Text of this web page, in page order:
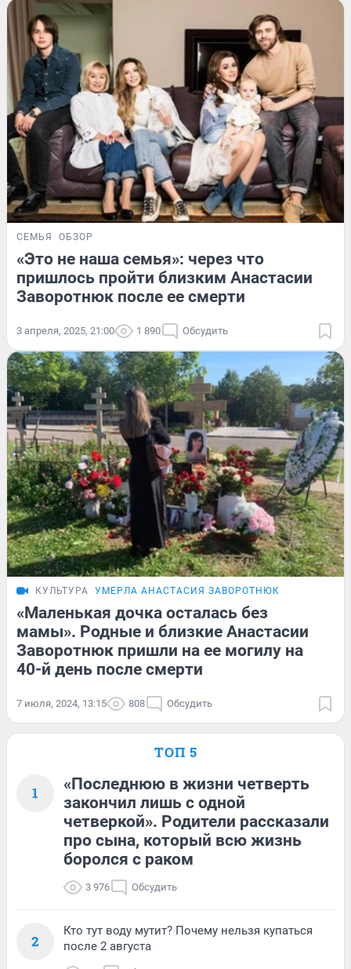
СЕМЬЯ ОБЗОР
«Это не наша семья»: через что
пришлось пройти близким Анастасии
Заворотнюк после ее смерти
3 апреля, 2025, 21:00 1 890 Обсудить
КУЛЬТУРА УМЕРЛА АНАСТАСИЯ ЗАВОРОТНЮК
«Маленькая дочка осталась без
мамы». Родные и близкие Анастасии
Заворотнюк пришли на ее могилу на
40-й день после смерти
7 июля, 2024, 13:15 808 Обсудить
ТОП 5
1
«Последнюю в жизни четверть
закончил лишь с одной
четверкой». Родители рассказали
про сына, который всю жизнь
боролся с раком
3 976 Обсудить
2
Кто тут воду мутит? Почему нельзя купаться
после 2 августа